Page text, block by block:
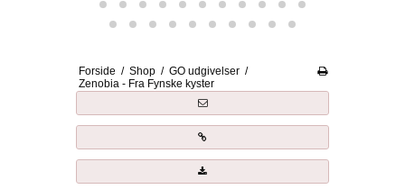
DKK
Dansk
Forside / Shop / GO udgivelser /
Zenobia - Fra Fynske kyster